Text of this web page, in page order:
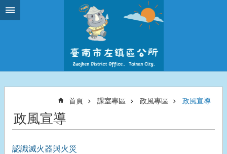
跳到主要內容區塊
首頁 課室專區 政風專區 政風宣導
政風宣導
認識滅火器與火災